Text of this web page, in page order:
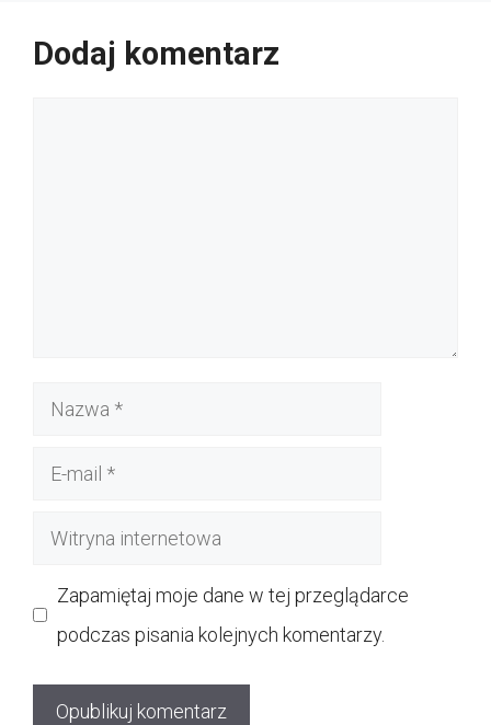
Dodaj komentarz
Nazwa
Witryna
Zapamiętaj moje dane w tej przeglądarce
podczas pisania kolejnych komentarzy.